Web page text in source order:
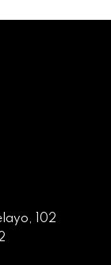
102